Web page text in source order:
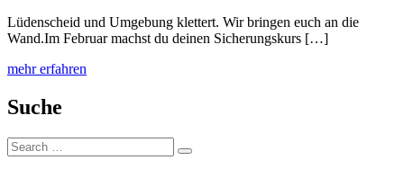
Lüdenscheid und Umgebung klettert. Wir bringen euch an die
Wand.Im Februar machst du deinen Sicherungskurs […]
mehr erfahren
Suche
Search
for:
Search